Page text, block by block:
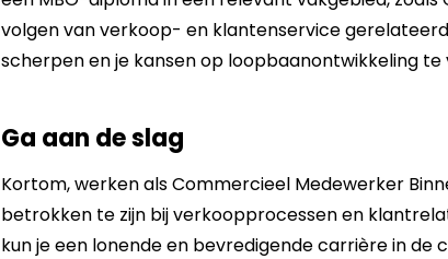
volgen van verkoop- en klantenservice
scherpen en je kansen op loopbaanontwikkeling te
Ga aan de slag
Kortom, werken als Commercieel Medewerker
betrokken te zijn bij verkoopprocessen en
kun je een lonende en bevredigende carrière in